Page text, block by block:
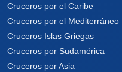
Cruceros por el Caribe
Cruceros por el Mediterráneo
Cruceros Islas Griegas
Cruceros por Sudamérica
Cruceros por Asia